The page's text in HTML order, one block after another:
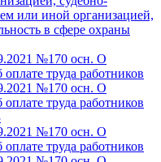
или иной организацией,
в сфере охраны
№170 осн. О
труда работников
№170 осн. О
труда работников
№170 осн. О
труда работников